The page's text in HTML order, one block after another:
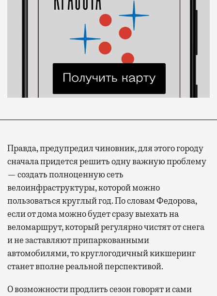
Правда, предупредил чиновник, для этого городу
сначала придется решить одну важную проблему
— создать полноценную сеть
велоинфраструктуры, которой можно
пользоваться круглый год. По словам Федорова,
если от дома можно будет сразу выехать на
веломаршрут, который регулярно чистят от снега
и не заставляют припаркованными
автомобилями, то круглогодичный кикшеринг
станет вполне реальной перспективой.
О возможности продлить сезон говорят и сами